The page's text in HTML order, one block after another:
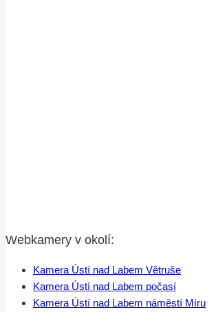
Webkamery v okolí:
Kamera Ústí nad Labem Větruše
Kamera Ústí nad Labem počasí
Kamera Ústí nad Labem náměstí Míru